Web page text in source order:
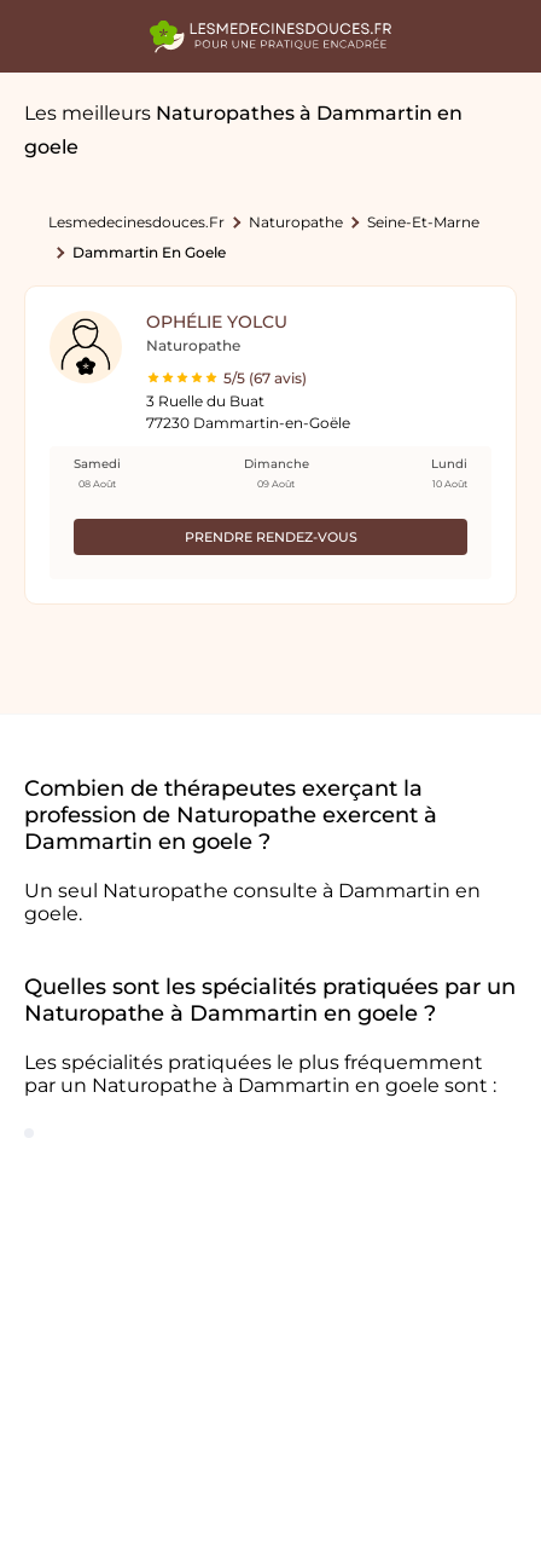
Les meilleurs Naturopathes à Dammartin en
goele
Lesmedecinesdouces.fr Naturopathe
Seine-Et-Marne
Dammartin En Goele
OPHÉLIE YOLCU
Naturopathe
5/5 (67 avis)
3 Ruelle du Buat
77230 Dammartin-en-Goële
PRENDRE RENDEZ-VOUS
Samedi
08 Août
Dimanche
09 Août
Lundi
10 Août
Combien de thérapeutes exerçant la
profession de Naturopathe exercent à
Dammartin en goele ?
Un seul Naturopathe consulte à Dammartin en
goele.
Quelles sont les spécialités pratiquées par un
Naturopathe à Dammartin en goele ?
Les spécialités pratiquées le plus fréquemment
par un Naturopathe à Dammartin en goele sont :